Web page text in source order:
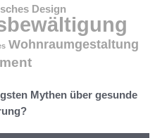
Design
Wohnraumgestaltung
Mythen über gesunde